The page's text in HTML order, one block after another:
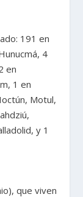
191 en
4
en
1 en
Motul,
y 1
que viven